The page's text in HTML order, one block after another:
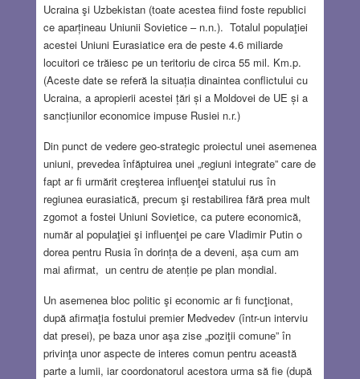
Ucraina şi Uzbekistan (toate acestea fiind foste republici
ce aparțineau Uniunii Sovietice – n.n.). Totalul populaţiei
acestei Uniuni Eurasiatice era de peste 4.6 miliarde
locuitori ce trăiesc pe un teritoriu de circa 55 mil. Km.p.
(Aceste date se referă la situația dinaintea conflictului cu
Ucraina, a apropierii acestei țări și a Moldovei de UE și a
sancțiunilor economice impuse Rusiei n.r.)
Din punct de vedere geo-strategic proiectul unei asemenea
uniuni, prevedea înfăptuirea unei „regiuni integrate” care de
fapt ar fi urmărit creşterea influenţei statului rus în
regiunea eurasiatică, precum şi restabilirea fără prea mult
zgomot a fostei Uniuni Sovietice, ca putere economică,
număr al populaţiei şi influenţei pe care Vladimir Putin o
dorea pentru Rusia în dorința de a deveni, așa cum am
mai afirmat, un centru de atenție pe plan mondial.
Un asemenea bloc politic şi economic ar fi funcţionat,
după afirmaţia fostului premier Medvedev (într-un interviu
dat presei), pe baza unor aşa zise „poziţii comune” în
privinţa unor aspecte de interes comun pentru această
parte a lumii, iar coordonatorul acestora urma să fie (după